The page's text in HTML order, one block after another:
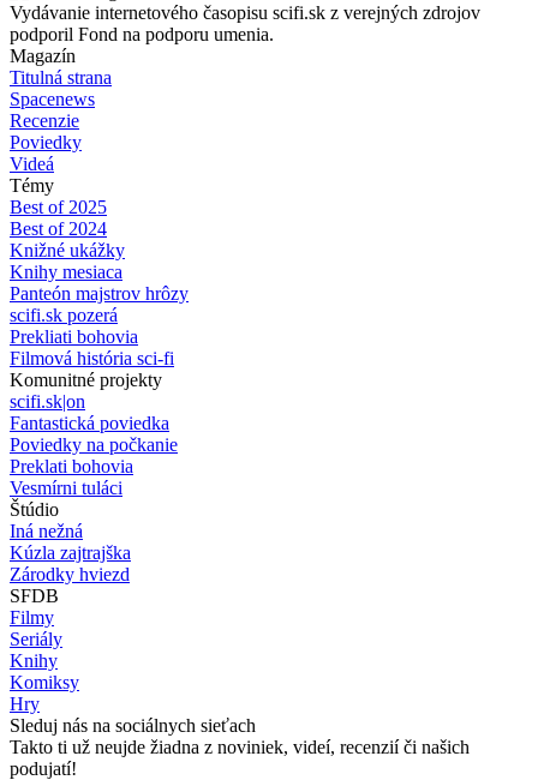
Vydávanie internetového časopisu scifi.sk z verejných zdrojov
podporil Fond na podporu umenia.
Magazín
Titulná strana
Spacenews
Recenzie
Poviedky
Videá
Témy
Best of 2025
Best of 2024
Knižné ukážky
Knihy mesiaca
Panteón majstrov hrôzy
scifi.sk pozerá
Prekliati bohovia
Filmová história sci-fi
Komunitné projekty
scifi.sk|on
Fantastická poviedka
Poviedky na počkanie
Preklati bohovia
Vesmírni tuláci
Štúdio
Iná nežná
Kúzla zajtrajška
Zárodky hviezd
SFDB
Filmy
Seriály
Knihy
Komiksy
Hry
Sleduj nás na sociálnych sieťach
Takto ti už neujde žiadna z noviniek, videí, recenzií či našich
podujatí!